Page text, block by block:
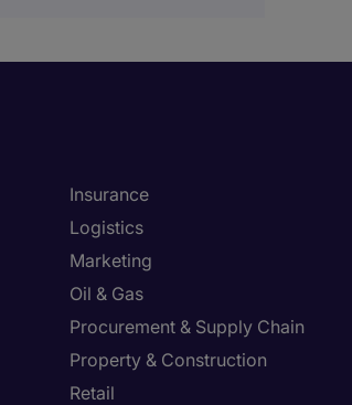
Insurance
Logistics
Marketing
Oil & Gas
Procurement & Supply Chain
Property & Construction
Retail